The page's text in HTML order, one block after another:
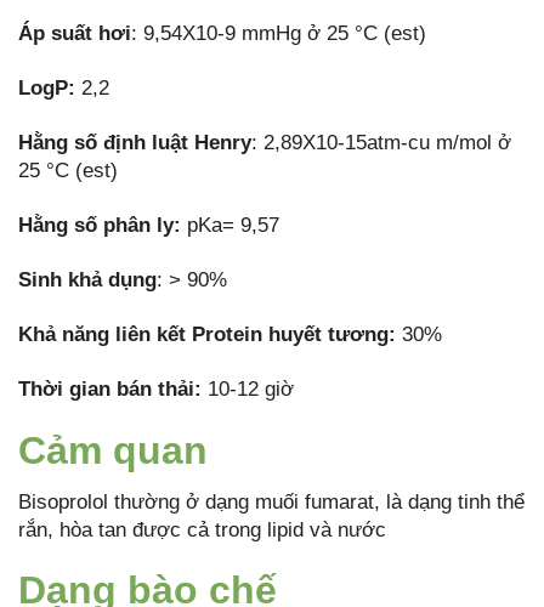
Áp suất hơi: 9,54X10-9 mmHg ở 25 °C (est)
LogP: 2,2
Hằng số định luật Henry: 2,89X10-15atm-cu m/mol ở
25 °C (est)
Hằng số phân ly: pKa= 9,57
Sinh khả dụng: > 90%
Khả năng liên kết Protein huyết tương: 30%
Thời gian bán thải: 10-12 giờ
Cảm quan
Bisoprolol thường ở dạng muối fumarat, là dạng tinh thể
rắn, hòa tan được cả trong lipid và nước
Dạng bào chế